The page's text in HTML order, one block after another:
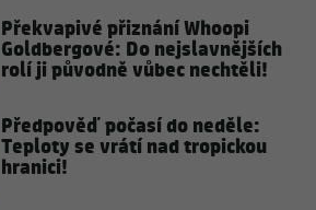
Překvapivé přiznání Whoopi
Goldbergové: Do nejslavnějších
rolí ji původně vůbec nechtěli!
Předpověď počasí do neděle:
Teploty se vrátí nad tropickou
hranici!